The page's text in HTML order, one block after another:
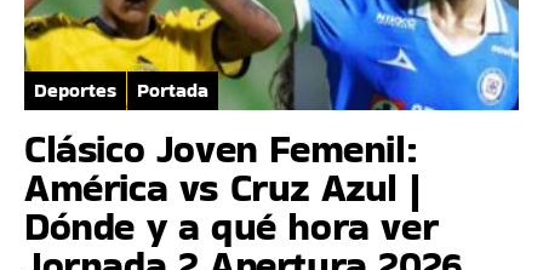
Deportes Portada
Clásico Joven Femenil:
América vs Cruz Azul |
Dónde y a qué hora ver